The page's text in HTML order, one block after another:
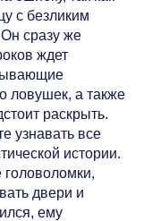
с безликим
сразу же
ждет
ловушек, а также
раскрыть.
узнавать все
истории.
двери и
ему